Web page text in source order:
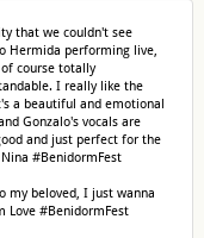
that we couldn't see
Hermida performing live,
course totally
I really like the
a beautiful and emotional
Gonzalo's vocals are
and just perfect for the
#BenidormFest
my beloved, I just wanna
Love #BenidormFest